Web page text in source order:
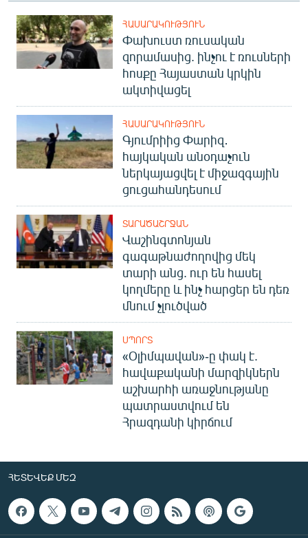
ՀԱՍԱՐԱԿՈՒԹՅՈՒՆ
Փախուստ ռուսական
զորամասից. ինչու է ռուսների
հոսքը Հայաստան կրկին
ակտիվացել
ՀԱՍԱՐԱԿՈՒԹՅՈՒՆ
Գյումրիից Փարիզ․
հայկական անօդաչուն
ներկայացվել է միջազգային
ցուցահանդեսում
ՏԱՐԱԾԱՇՐՋԱՆ
Վաշինգտոնյան
գագաթնաժողովից մեկ
տարի անց. ուր են հասել
կողմերը և ինչ հարցեր են դեռ
մնում չլուծված
ՍՊՈՐՏ
«Օլիմպավան»-ը փակ է.
հավաքականի մարզիկներն
աշխարհի առաջնությանը
պատրաստվում են
Հրազդանի կիրճում
ՀԵՏԵՎԵՔ ՄԵԶ